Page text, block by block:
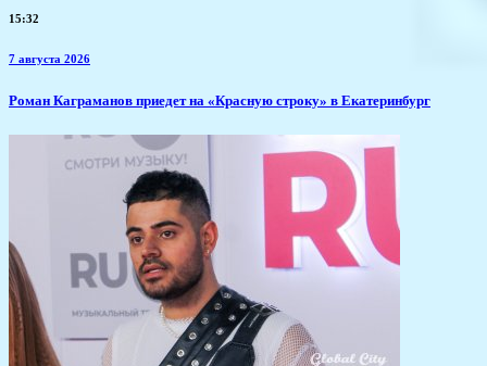
15:32
7 августа 2026
​Роман Каграманов приедет на «Красную строку» в Екатеринбург